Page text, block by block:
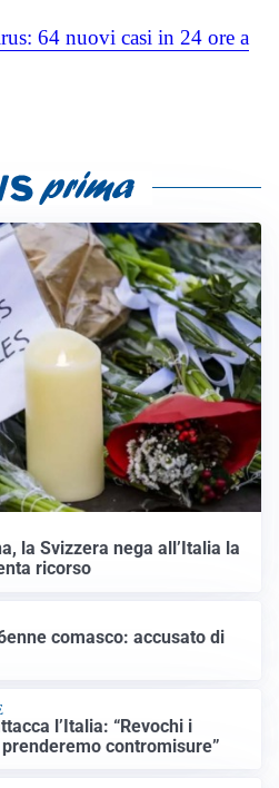
64 nuovi casi in 24 ore a
la Svizzera nega all’Italia la
ricorso
comasco: accusato di
l’Italia: “Revochi i
contromisure”